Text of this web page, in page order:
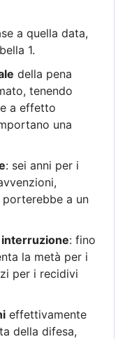
a quella data,
1.
della pena
tenendo
a effetto
una
: sei anni per i
a un
interruzione: fino
la metà per i
per i recidivi
effettivamente
della difesa,